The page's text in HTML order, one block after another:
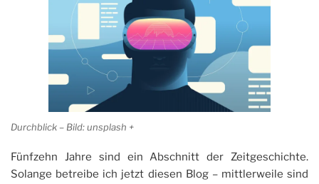
Durchblick – Bild: unsplash +
Fünfzehn Jahre sind ein Abschnitt der Zeitgeschichte.
Solange betreibe ich jetzt diesen Blog – mittlerweile sind